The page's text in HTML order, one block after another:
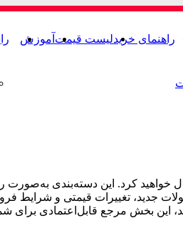
راهنمای خریدلیست قیمت آموزش
خواهید کرد. این دسته‌بندی
جدید، تغییرات قیمتی و شرایط
این بخش مرجع قابل‌اعتمادی برای